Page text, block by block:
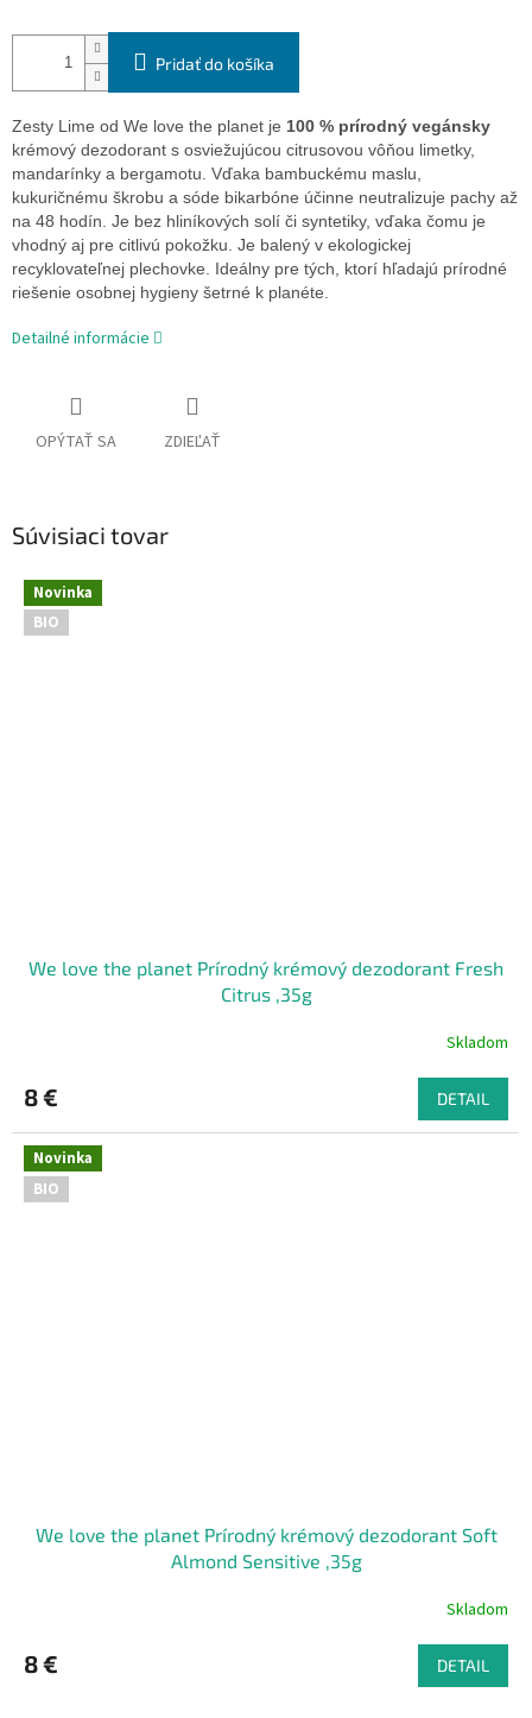
Pridať do košíka
Zesty Lime od We love the planet je 100 % prírodný vegánsky
krémový dezodorant s osviežujúcou citrusovou vôňou limetky,
mandarínky a bergamotu. Vďaka bambuckému maslu,
kukuričnému škrobu a sóde bikarbóne účinne neutralizuje pachy až
na 48 hodín. Je bez hliníkových solí či syntetiky, vďaka čomu je
vhodný aj pre citlivú pokožku. Je balený v ekologickej
recyklovateľnej plechovke. Ideálny pre tých, ktorí hľadajú prírodné
riešenie osobnej hygieny šetrné k planéte.
Detailné informácie
OPÝTAŤ SA ZDIEĽAŤ
Súvisiaci tovar
Novinka
BIO
We love the planet Prírodný krémový dezodorant Fresh
Citrus ,35g
Skladom
8 € DETAIL
Novinka
BIO
We love the planet Prírodný krémový dezodorant Soft
Almond Sensitive ,35g
Skladom
8 € DETAIL